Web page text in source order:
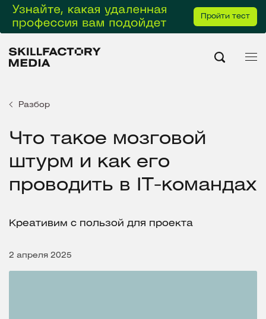
Пройти тест
Разбор
Что такое мозговой
штурм и как его
проводить в IT-командах
Креативим с пользой для проекта
2 апреля 2025